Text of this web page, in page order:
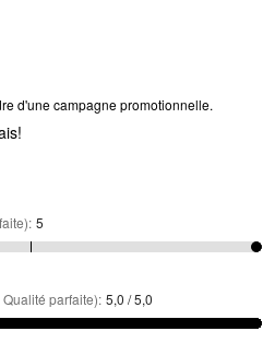
d'une campagne promotionnelle.
: 5
parfaite): 5,0 / 5,0